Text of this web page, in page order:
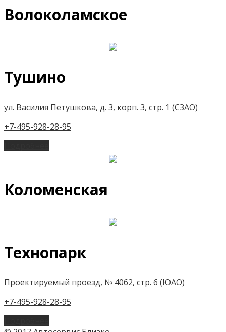
Волоколамское
Тушино
ул. Василия Петушкова, д. 3, корп. 3, стр. 1 (СЗАО)
+7-495-928-28-95
Коломенская
Технопарк
Проектируемый проезд, № 4062, стр. 6 (ЮАО)
+7-495-928-28-95